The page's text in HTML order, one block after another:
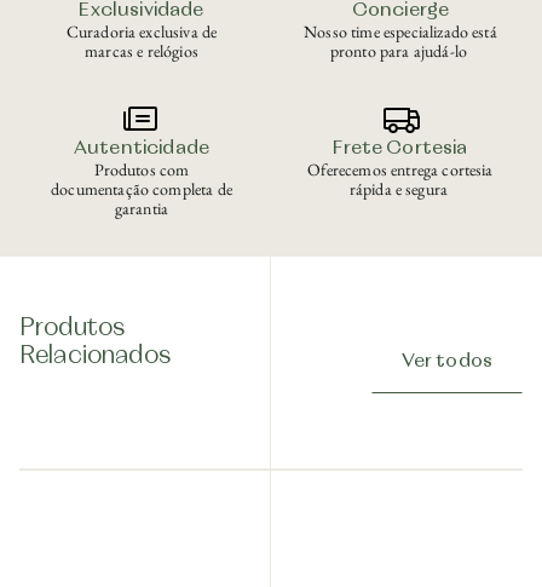
Exclusividade
Curadoria exclusiva de
marcas e relógios
Concierge
Nosso time especializado está
pronto para ajudá-lo
Autenticidade
Produtos com
documentação completa de
garantia
Frete Cortesia
Oferecemos entrega cortesia
rápida e segura
Produtos
Relacionados
Ver todos